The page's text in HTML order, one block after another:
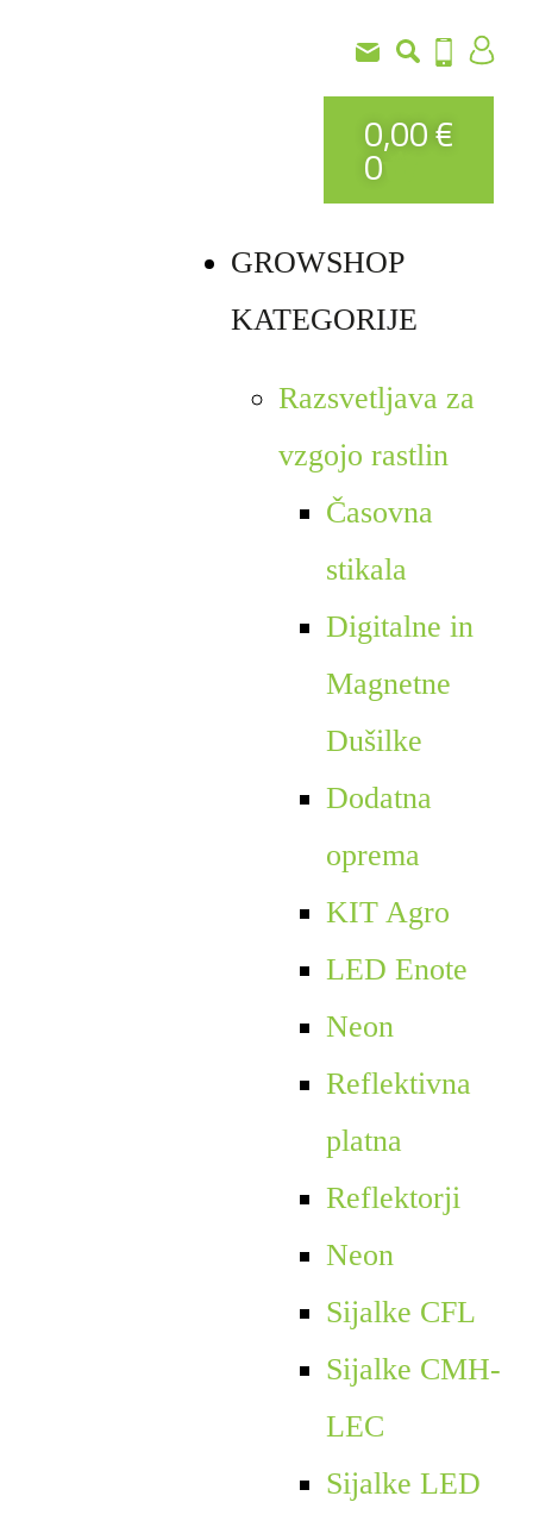
0,00€
0
GROWSHOP
KATEGORIJE
Razsvetljava za
vzgojo rastlin
Časovna
stikala
Digitalne in
Magnetne
Dušilke
Dodatna
oprema
KIT Agro
LED Enote
Neon
Reflektivna
platna
Reflektorji
Neon
Sijalke CFL
Sijalke CMH-
LEC
Sijalke LED